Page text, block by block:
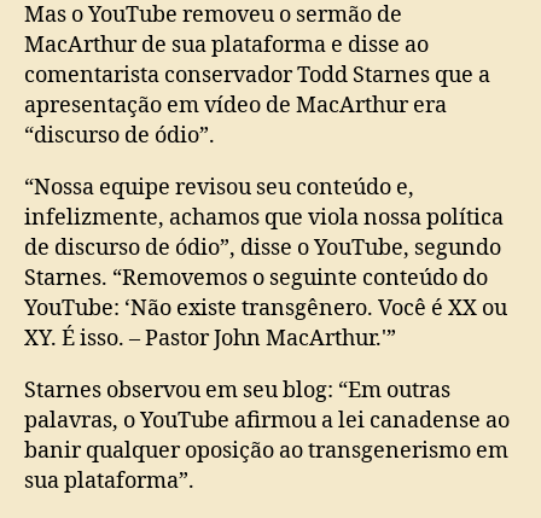
Mas o YouTube removeu o sermão de
MacArthur de sua plataforma e disse ao
comentarista conservador Todd Starnes que a
apresentação em vídeo de MacArthur era
“discurso de ódio”.
“Nossa equipe revisou seu conteúdo e,
infelizmente, achamos que viola nossa política
de discurso de ódio”, disse o YouTube, segundo
Starnes. “Removemos o seguinte conteúdo do
YouTube: ‘Não existe transgênero. Você é XX ou
XY. É isso. – Pastor John MacArthur.'”
Starnes observou em seu blog: “Em outras
palavras, o YouTube afirmou a lei canadense ao
banir qualquer oposição ao transgenerismo em
sua plataforma”.